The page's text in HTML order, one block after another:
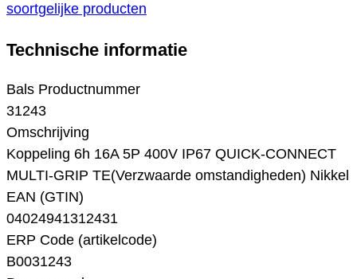
soortgelijke producten
Technische informatie
Bals Productnummer
31243
Omschrijving
Koppeling 6h 16A 5P 400V IP67 QUICK-CONNECT
MULTI-GRIP TE(Verzwaarde omstandigheden) Nikkel
EAN (GTIN)
04024941312431
ERP Code (artikelcode)
B0031243